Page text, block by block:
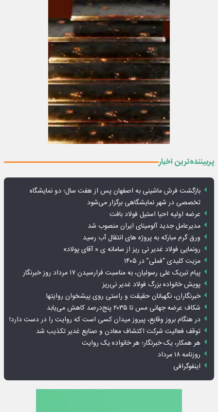
پربیننده‌ترین اخبار
بازگشت فرش ماشینی به اصفهان پس از هفت سال؛ دو نمایشگاه
تخصصی در شهر نمایشگاهی برگزار می‌شود
عرضه اولیه احیا استیل فولاد بافت
مدیرعامل جدید آلومینای ایران منصوب شد
ورق گرم مبارکه به پروژه های انتقال آب رسید
رونمایی فولاد غدیر نی ریز از سامانه ی « آقای پولاد»
مزیت کلیدی “فملی” در ۱۴۰۵
پیام تبریک علی رسولیان، به مناسبت فرارسیدن ۱۷ مرداد روز خبرنگار
پویش خانواده بزرگ فولاد غدیر نی‌ریز
خبرنگاران، نگهبانان حقیقت و راستی روی پیشخوان روایت­ها
شکاف عرضه جهانی مس تا ۲۰۳۵ پنج‌درصد کاهش می‌یابد
در هنگام بروز وقایع، پیروز میدان کسی است که روایت را در دست دارد!
توقف فعالیت شرکت اکتشاف معادن و صنایع غدیر تکذیب شد
هر همکار، یک خبرنگار؛ هر خانواده یک روایت
روزنامه ۱۸ مرداد
اینفوگرافی